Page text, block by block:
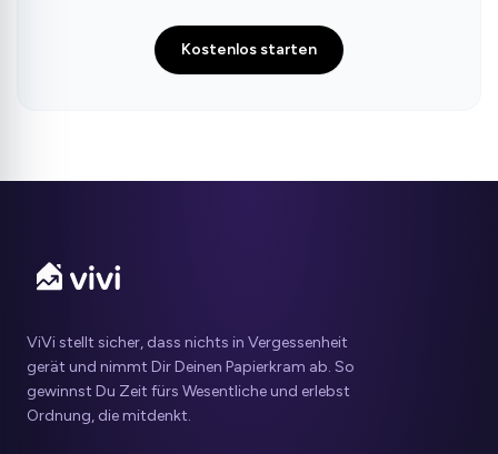
Kostenlos starten
ViVi stellt sicher, dass nichts in Vergessenheit
gerät und nimmt Dir Deinen Papierkram ab. So
gewinnst Du Zeit fürs Wesentliche und erlebst
Ordnung, die mitdenkt.